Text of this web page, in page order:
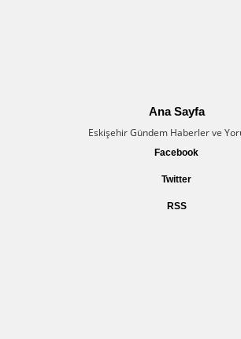
Ana Sayfa
Eskişehir Gündem Haberler ve
Facebook
Twitter
RSS